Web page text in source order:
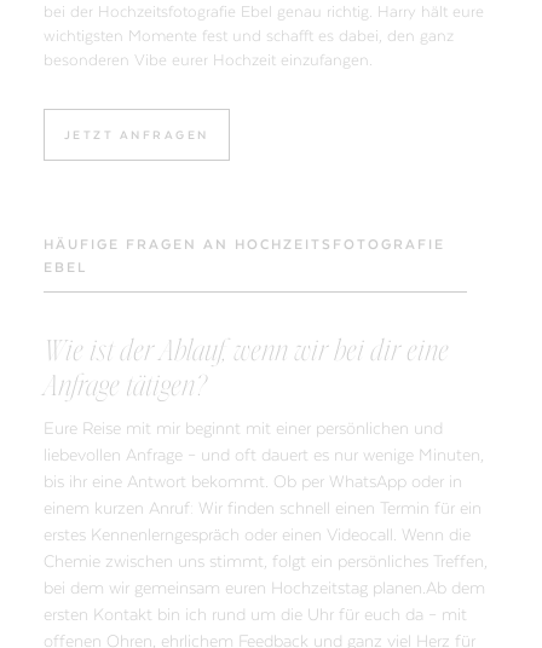
bei der Hochzeitsfotografie Ebel genau richtig. Harry hält eure
wichtigsten Momente fest und schafft es dabei, den ganz
besonderen Vibe eurer Hochzeit einzufangen.
JETZT ANFRAGEN
HÄUFIGE FRAGEN AN HOCHZEITSFOTOGRAFIE
EBEL
Wie ist der Ablauf, wenn wir bei dir eine
Anfrage tätigen?
Eure Reise mit mir beginnt mit einer persönlichen und
liebevollen Anfrage – und oft dauert es nur wenige Minuten,
bis ihr eine Antwort bekommt. Ob per WhatsApp oder in
einem kurzen Anruf: Wir finden schnell einen Termin für ein
erstes Kennenlerngespräch oder einen Videocall. Wenn die
Chemie zwischen uns stimmt, folgt ein persönliches Treffen,
bei dem wir gemeinsam euren Hochzeitstag planen.Ab dem
ersten Kontakt bin ich rund um die Uhr für euch da – mit
offenen Ohren, ehrlichem Feedback und ganz viel Herz für